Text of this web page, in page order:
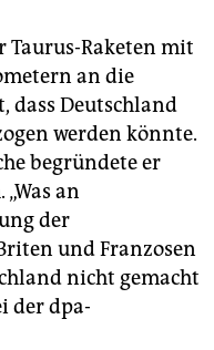
Taurus-Raketen mit
an die
dass Deutschland
werden könnte.
begründete er
an
der
und Franzosen
nicht gemacht
der dpa-